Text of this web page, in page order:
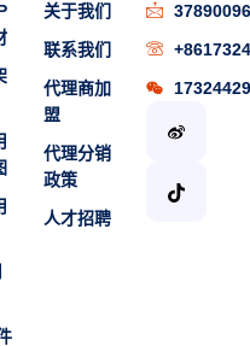
关于我们
联系我们
代理商加
盟
代理分销
政策
人才招聘